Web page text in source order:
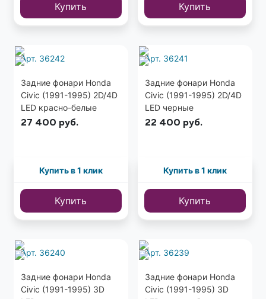
Купить Купить
Арт. 36242
Задние фонари Honda
Civic (1991-1995) 2D/4D
LED красно-белые
27 400 руб.
Купить в 1 клик
Купить
Арт. 36241
Задние фонари Honda
Civic (1991-1995) 2D/4D
LED черные
22 400 руб.
Купить в 1 клик
Купить
Арт. 36240
Задние фонари Honda
Civic (1991-1995) 3D
Арт. 36239
Задние фонари Honda
Civic (1991-1995) 3D